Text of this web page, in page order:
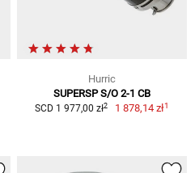
Hurric
SUPERSP S/O 2-1 CB
SCD 1 977,00 zł2 1 878,14 zł1